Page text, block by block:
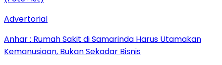
Advertorial
Anhar : Rumah Sakit di Samarinda Harus Utamakan
Kemanusiaan, Bukan Sekadar Bisnis